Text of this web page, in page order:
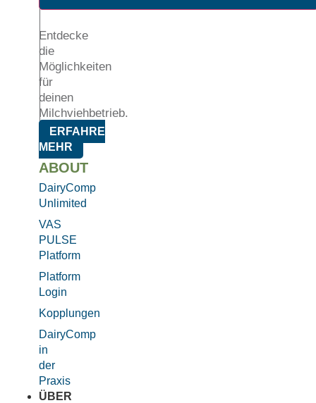
Entdecke
die
Möglichkeiten
für
deinen
Milchviehbetrieb.
ERFAHRE
MEHR
ABOUT
DairyComp
Unlimited
VAS
PULSE
Platform
Platform
Login
Kopplungen
DairyComp
in
der
Praxis
ÜBER